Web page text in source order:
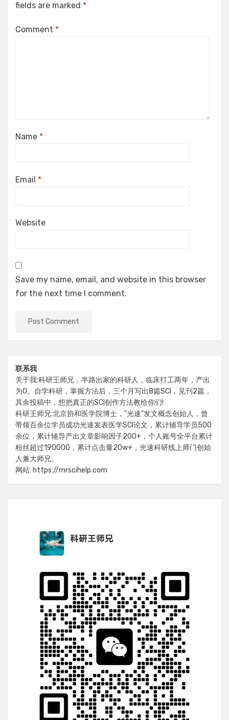
fields are marked *
Comment *
Name *
Email *
Website
Save my name, email, and website in this browser
for the next time I comment.
联系我
关于我:科研王师兄，半路出家的科研人，临床打工两年，产出
为0。自学科研，掌握方法后，三个月写出8篇SCI，见刊2篇，
其余投稿中，想把真正的SCI创作方法教给你们!
科研王师兄:北京协和医学院博士，"光速"发文概念创始人，曾
带领百余位学员成功光速发表医学SCI论文，累计辅导学员500
余位，累计辅导产出文章影响因子200+，个人账号全平台累计
粉丝超过190000，累计点击量20w+，光速科研线上师门创始
人兼大师兄。
网站: https://mrscihelp.com